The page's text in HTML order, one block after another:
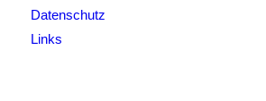
Datenschutz
Links